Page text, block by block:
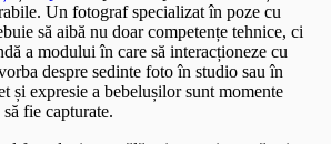
Un fotograf specializat în poze cu
să aibă nu doar competențe tehnice, ci
a modului în care să interacționeze cu
despre sedinte foto în studio sau în
și expresie a bebelușilor sunt momente
fie capturate.